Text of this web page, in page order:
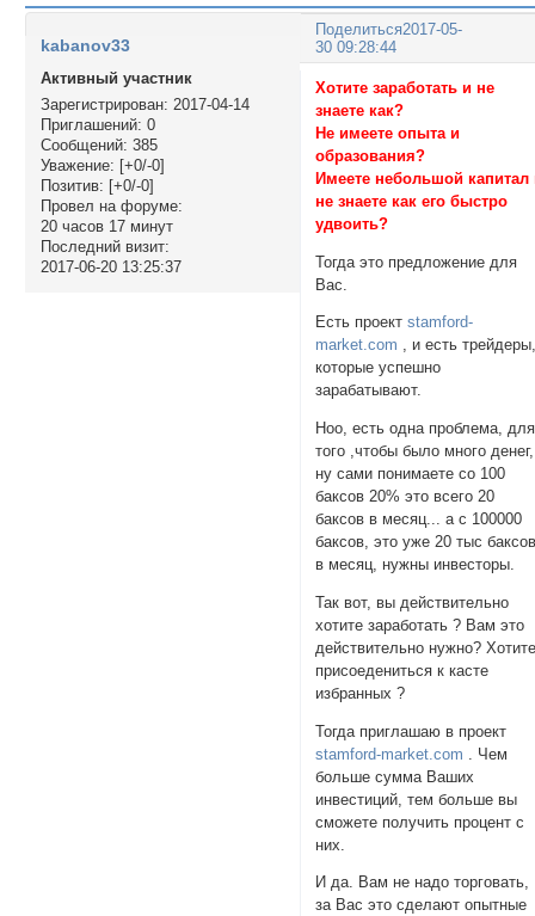
Поделиться2017-05-
30 09:28:44
kabanov33
Активный участник
Зарегистрирован: 2017-04-14
Приглашений: 0
Сообщений: 385
Уважение: [+0/-0]
Позитив: [+0/-0]
Провел на форуме:
20 часов 17 минут
Последний визит:
2017-06-20 13:25:37
Хотите заработать и не
знаете как?
Не имеете опыта и
образования?
Имеете небольшой капитал
не знаете как его быстро
удвоить?
Тогда это предложение для
Вас.
Есть проектstamford-
market.com , и есть
которые успешно
зарабатывают.
Ноо, есть одна проблема, для
того ,чтобы было много денег,
ну сами понимаете со 100
баксов 20% это всего 20
баксов в месяц... а с 100000
баксов, это уже 20 тыс
в месяц, нужны инвесторы.
Так вот, вы действительно
хотите заработать ? Вам это
действительно нужно?
присоедениться к касте
избранных ?
Тогда приглашаю в проект
stamford-market.com . Чем
больше сумма Ваших
инвестиций, тем больше вы
сможете получить процент с
них.
И да. Вам не надо торговать,
за Вас это сделают опытные